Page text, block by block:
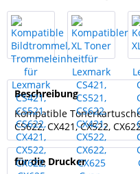
Beschreibung
Kompatible
CS622, CX421, CX522,
für die Drucker